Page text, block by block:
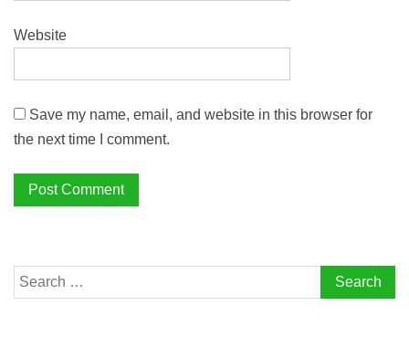
Website
Save my name, email, and website in this browser for
the next time I comment.
Search
for: